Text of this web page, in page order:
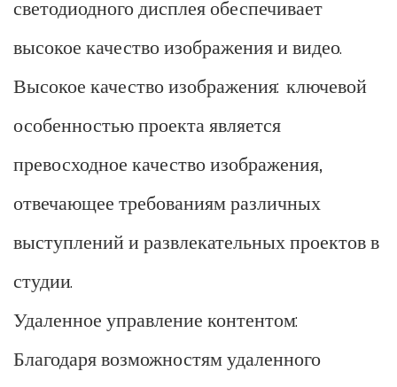
светодиодного дисплея обеспечивает
высокое качество изображения и видео.
Высокое качество изображения: ключевой
особенностью проекта является
превосходное качество изображения,
отвечающее требованиям различных
выступлений и развлекательных проектов в
студии.
Удаленное управление контентом:
Благодаря возможностям удаленного